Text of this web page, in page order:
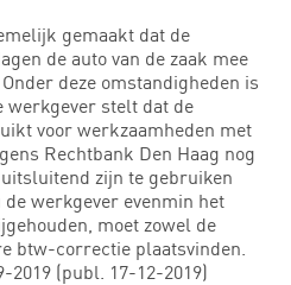
gemaakt dat de
de auto van de zaak mee
deze omstandigheden is
stelt dat de
voor werkzaamheden met
Rechtbank Den Haag nog
zijn te gebruiken
werkgever evenmin het
moet zowel de
btw-correctie plaatsvinden.
2019 (publ. 17-12-2019)